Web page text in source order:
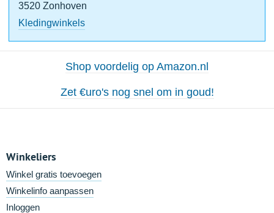
3520 Zonhoven
Kledingwinkels
Shop voordelig op Amazon.nl
Zet €uro's nog snel om in goud!
Winkeliers
Winkel gratis toevoegen
Winkelinfo aanpassen
Inloggen